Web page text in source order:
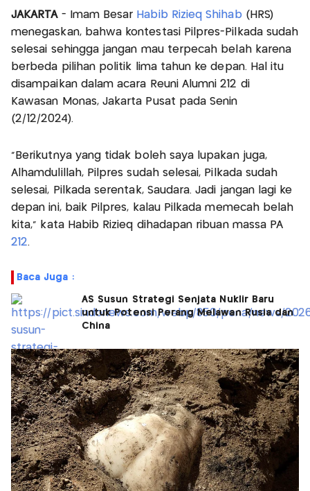
JAKARTA - Imam Besar Habib Rizieq Shihab (HRS)
menegaskan, bahwa kontestasi Pilpres-Pilkada sudah
selesai sehingga jangan mau terpecah belah karena
berbeda pilihan politik lima tahun ke depan. Hal itu
disampaikan dalam acara Reuni Alumni 212 di
Kawasan Monas, Jakarta Pusat pada Senin
(2/12/2024).
"Berikutnya yang tidak boleh saya lupakan juga,
Alhamdulillah, Pilpres sudah selesai, Pilkada sudah
selesai, Pilkada serentak, Saudara. Jadi jangan lagi ke
depan ini, baik Pilpres, kalau Pilkada memecah belah
kita," kata Habib Rizieq dihadapan ribuan massa PA
212.
Baca Juga :
AS Susun Strategi Senjata Nuklir Baru
untuk Potensi Perang Melawan Rusia dan
China